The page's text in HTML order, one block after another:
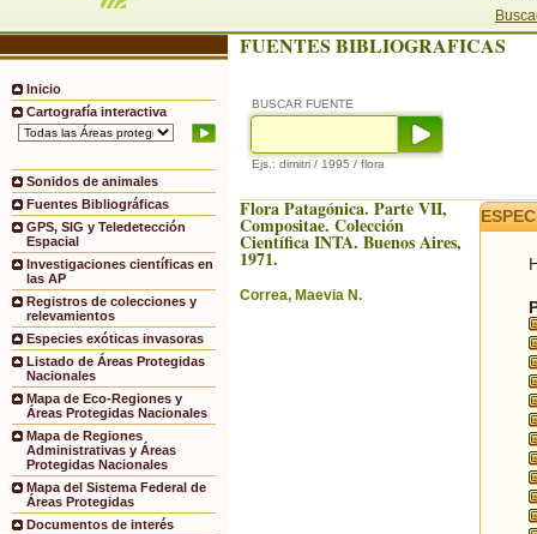
Inicio
Cartografía interactiva
Sonidos de animales
Fuentes Bibliográficas
GPS, SIG y Teledetección
Espacial
Investigaciones científicas en
las AP
Registros de colecciones y
relevamientos
Especies exóticas invasoras
Listado de Áreas Protegidas
Nacionales
Mapa de Eco-Regiones y
Áreas Protegidas Nacionales
Mapa de Regiones
Administrativas y Áreas
Protegidas Nacionales
Mapa del Sistema Federal de
Áreas Protegidas
Documentos de interés
FUENTES BIBLIOGRAFICAS
BUSCAR FUENTE
Ejs.: dimitri / 1995 / flora
Flora Patagónica. Parte VII,
Compositae. Colección
Científica INTA. Buenos Aires,
1971.
Correa, Maevia N.